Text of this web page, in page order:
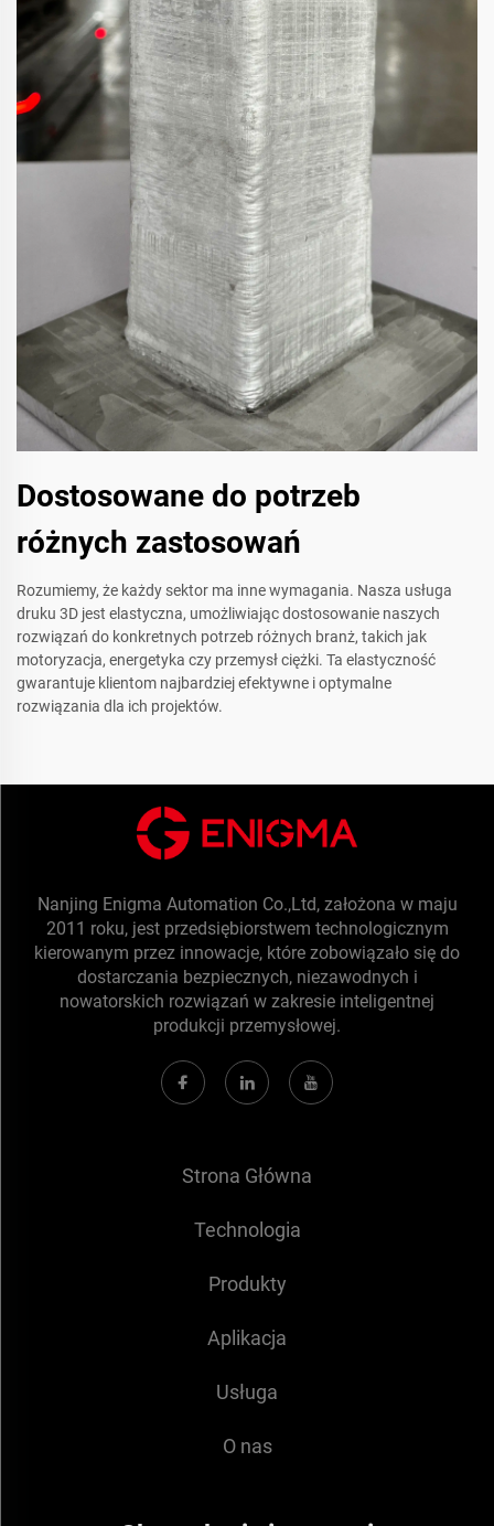
Dostosowane do potrzeb
różnych zastosowań
Rozumiemy, że każdy sektor ma inne wymagania. Nasza usługa
druku 3D jest elastyczna, umożliwiając dostosowanie naszych
rozwiązań do konkretnych potrzeb różnych branż, takich jak
motoryzacja, energetyka czy przemysł ciężki. Ta elastyczność
gwarantuje klientom najbardziej efektywne i optymalne
rozwiązania dla ich projektów.
Nanjing Enigma Automation Co.,Ltd, założona w maju
2011 roku, jest przedsiębiorstwem technologicznym
kierowanym przez innowacje, które zobowiązało się do
dostarczania bezpiecznych, niezawodnych i
nowatorskich rozwiązań w zakresie inteligentnej
produkcji przemysłowej.
Strona Główna
Technologia
Produkty
Aplikacja
Usługa
O nas